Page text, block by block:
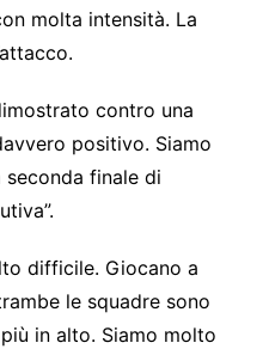
molta intensità. La
contro una
positivo. Siamo
finale di
difficile. Giocano a
le squadre sono
in alto. Siamo molto